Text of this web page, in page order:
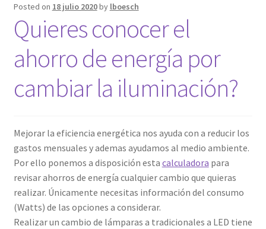
Cálculo Ahorro de Energía por Iluminación Solar
Carrito
Contáctenos
Mi cuenta
Política de privacidad
Solicitud de Cotización
Posted on 18 julio 2020by lboesch
Quieres conocer el
ahorro de energía por
cambiar la iluminación?
Mejorar la eficiencia energética nos ayuda con a reducir los
gastos mensuales y ademas ayudamos al medio ambiente.
Por ello ponemos a disposición esta calculadora para
revisar ahorros de energía cualquier cambio que quieras
realizar. Únicamente necesitas información del consumo
(Watts) de las opciones a considerar.
Realizar un cambio de lámparas a tradicionales a LED tiene